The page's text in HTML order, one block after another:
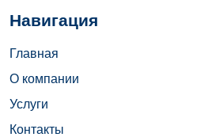
Навигация
Главная
О компании
Услуги
Контакты